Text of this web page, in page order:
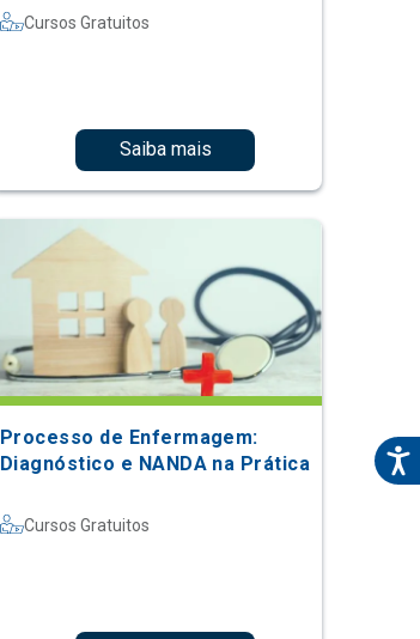
Cursos Gratuitos
Saiba mais
Processo de Enfermagem:
Diagnóstico e NANDA na Prática
Cursos Gratuitos